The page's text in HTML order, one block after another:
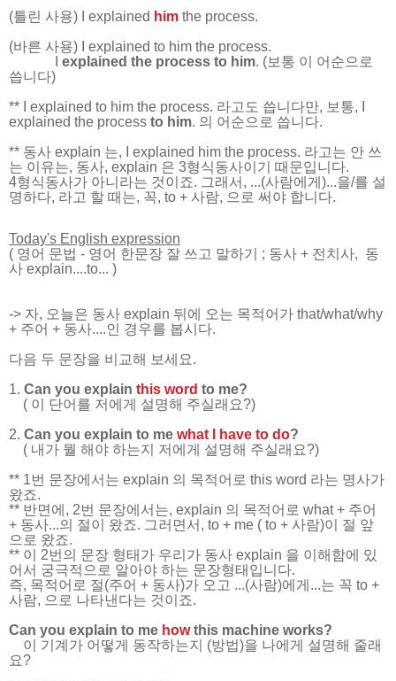
(틀린 사용) I explained him the process.
(바른 사용) I explained to him the process.
explained the process to him. (보통 이 어순으로
씁니다)
** I explained to him the process. 라고도 씁니다만, 보통, I
explained the process to him. 의 어순으로 씁니다.
** 동사 explain 는, I explained him the process. 라고는 안 쓰
는 이유는, 동사, explain 은 3형식동사이기 때문입니다.
4형식동사가 아니라는 것이죠. 그래서, ...(사람에게)...을/를 설
명하다, 라고 할 때는, 꼭, to + 사람, 으로 써야 합니다.
Today's English expression
( 영어 문법 - 영어 한문장 잘 쓰고 말하기
; 동사 + 전치사, 동
사 explain....to... )
-> 자, 오늘은 동사 explain 뒤에 오는 목적어가 that/what/why
+ 주어 + 동사....인 경우를 봅시다.
다음 두 문장을 비교해 보세요.
1. Can you explain this word to me?
( 이 단어를 저에게 설명해 주실래요?)
2. Can you explain to me what I have to do?
( 내가 뭘 해야 하는지 저에게 설명해 주실래요?)
** 1번 문장에서는 explain 의 목적어로 this word 라는 명사가
왔죠.
** 반면에, 2번 문장에서는, explain 의 목적어로 what + 주어
+ 동사...의 절이 왔죠. 그러면서, to + me ( to + 사람)이 절 앞
으로 왔죠.
** 이 2번의 문장 형태가 우리가 동사 explain 을 이해함에 있
어서 궁극적으로 알아야 하는 문장형태입니다.
즉, 목적어로 절(주어 + 동사)가 오고 ...(사람)에게...는 꼭 to +
사람, 으로 나타낸다는 것이죠.
Can you explain to me howthis machine works?
이 기계가 어떻게 동작하는지 (방법)을 나에게 설명해 줄래
요?